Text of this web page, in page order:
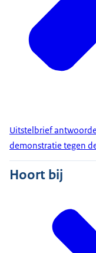
Uitstelbrief
demonstratie tegen
Hoort bij